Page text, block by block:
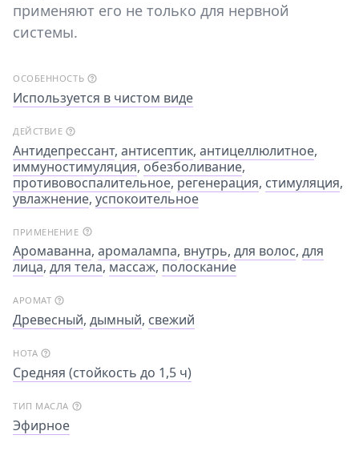
применяют его не только для нервной
системы.
ОСОБЕННОСТЬ
Используется в чистом виде
ДЕЙСТВИЕ
Антидепрессант, антисептик, антицеллюлитное,
иммуностимуляция, обезболивание,
противовоспалительное, регенерация, стимуляция,
увлажнение, успокоительное
ПРИМЕНЕНИЕ
Аромаванна, аромалампа, внутрь, для волос, для
лица, для тела, массаж, полоскание
АРОМАТ
Древесный, дымный, свежий
НОТА
Средняя (стойкость до 1,5 ч)
ТИП МАСЛА
Эфирное